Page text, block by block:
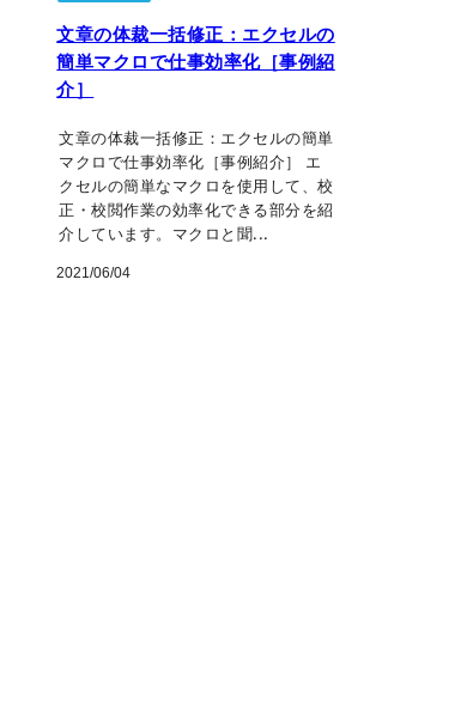
文章の体裁一括修正：エクセルの
簡単マクロで仕事効率化［事例紹
介］
文章の体裁一括修正：エクセルの簡単
マクロで仕事効率化［事例紹介］ エ
クセルの簡単なマクロを使用して、校
正・校閲作業の効率化できる部分を紹
介しています。マクロと聞...
2021/06/04